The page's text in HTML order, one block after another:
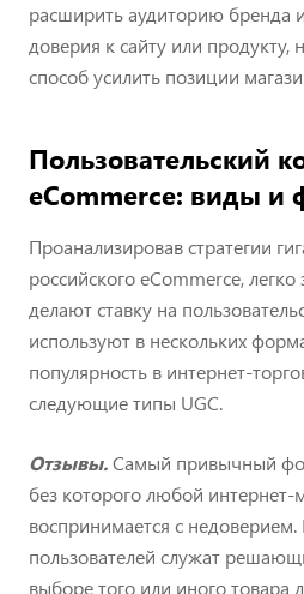
расширить аудиторию бренда
доверия к сайту или
способ усилить позиции
Пользовательский
eCommerce: виды и
Проанализировав стратегии
российского eCommerce, легко
делают ставку на
используют в нескольких
популярность в интернет-
следующие типы UGC.
Отзывы.Самый привычный
без которого любой интернет-
воспринимается с
пользователей служат
выборе того или иного товара